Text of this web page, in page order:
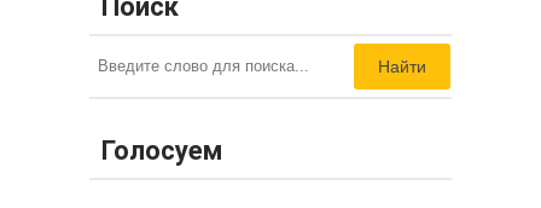
Поиск
Найти
Голосуем